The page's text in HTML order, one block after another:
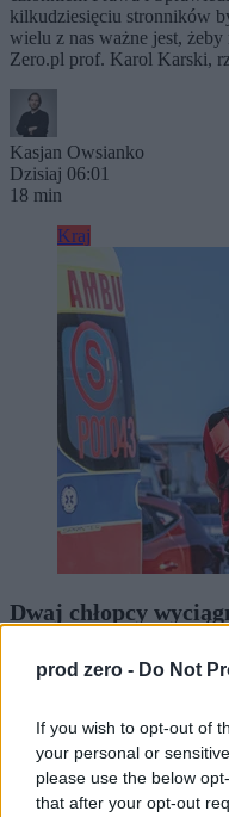
prod zero - Do Not
If you wish to opt-out of
your personal or
please use the below
that after your opt-out
kilkudziesięciu stronników
wielu z nas ważne jest,
Zero.pl prof. Karol Karski,
Kasjan Owsianko
Dzisiaj 06:01
18 min
Kraj
Dwaj chłopcy
W sobotę po godz. 14 w
Wyciągnęli ich
medyczni przywrócili obu
bada okoliczności